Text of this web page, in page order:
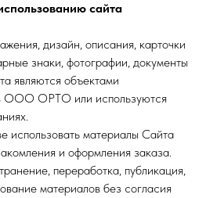
сайта
дизайн, описания, карточки
знаки, фотографии, документы
являются объектами
ООО ОРТО или используются
использовать материалы Сайта
и оформления заказа.
переработка, публикация,
материалов без согласия